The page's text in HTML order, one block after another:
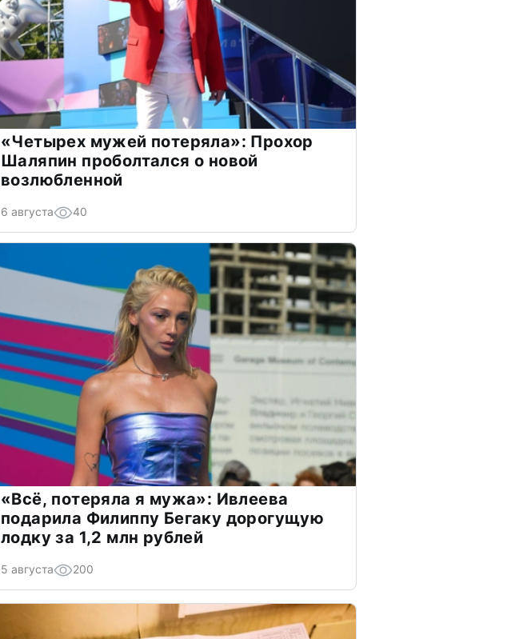
«Четырех мужей потеряла»: Прохор
Шаляпин проболтался о новой
возлюбленной
6 августа 40
«Всё, потеряла я мужа»: Ивлеева
подарила Филиппу Бегаку дорогущую
лодку за 1,2 млн рублей
5 августа 200